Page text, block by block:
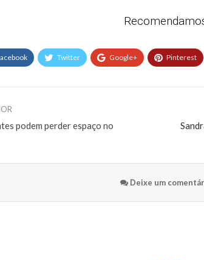
Twitter Google+ Pinterest
podem perder espaço no
Deixe um